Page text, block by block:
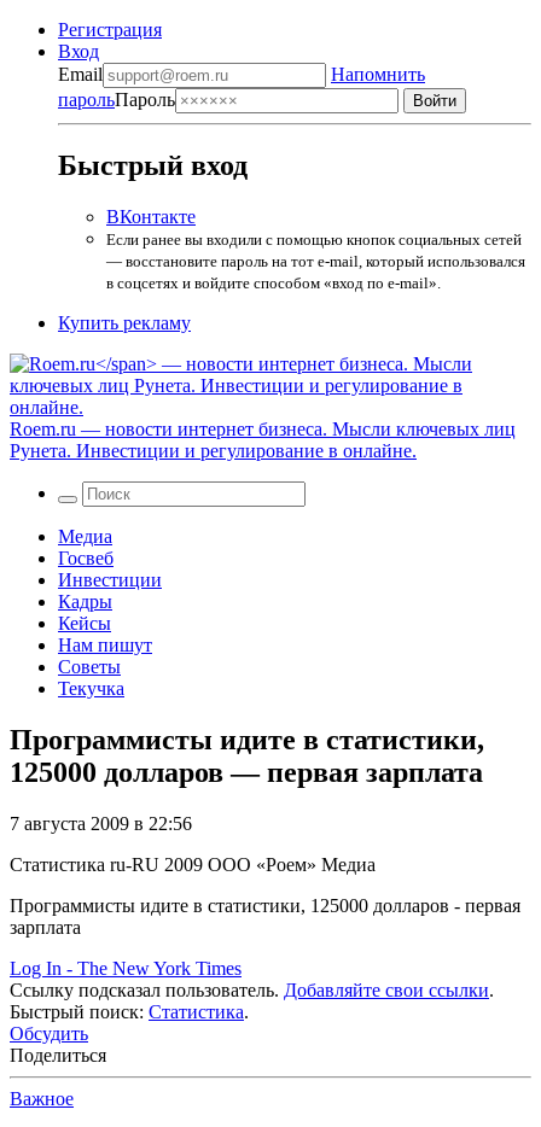
Регистрация
Вход
Email
Напомнить
парольПароль
Быстрый вход
ВКонтакте
Если ранее вы входили с помощью кнопок социальных сетей
— восстановите пароль на тот e-mail, который использовался
в соцсетях и войдите способом «вход по e-mail».
Купить рекламу
Roem.ru — новости интернет бизнеса. Мысли ключевых лиц
Рунета. Инвестиции и регулирование в онлайне.
Медиа
Госвеб
Инвестиции
Кадры
Кейсы
Нам пишут
Советы
Текучка
Программисты идите в статистики,
125000 долларов — первая зарплата
7 августа 2009 в 22:56
Статистика ru-RU 2009 ООО «Роем» Медиа
Программисты идите в статистики, 125000 долларов - первая
зарплата
Log In - The New York Times
Ссылку подсказал пользователь. Добавляйте свои ссылки.
Быстрый поиск: Статистика.
Обсудить
Поделиться
Важное